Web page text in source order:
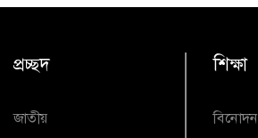
প্রচ্ছদ
জাতীয়
শিক্ষা
বিনোদন